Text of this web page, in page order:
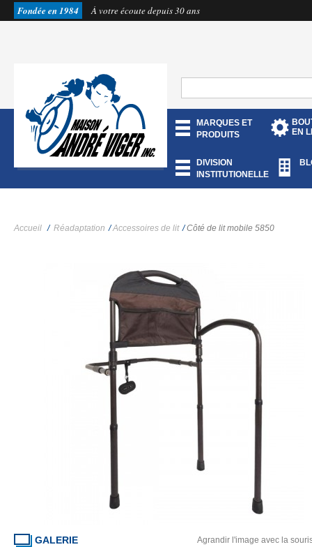
Fondée en 1984 À votre écoute depuis 30 ans
MARQUES ET
PRODUITS
EN
DIVISION
INSTITUTIONELLE
Accueil / Réadaptation / Accessoires de lit / Côté de lit mobile 5850
GALERIE Agrandir l'image avec la